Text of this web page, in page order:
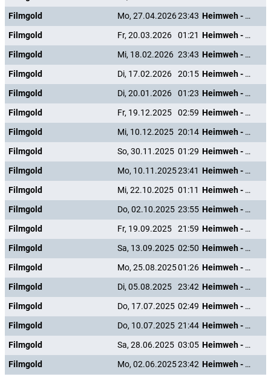
Filmgold
Mo, 27.04.202623:43
Heimweh - Dort wo die Blumen blühn
Filmgold
Fr, 20.03.2026 01:21
Heimweh - Dort wo die Blumen blühn
Filmgold
Mi, 18.02.2026 23:43
Heimweh - Dort wo die Blumen blühn
Filmgold
Di, 17.02.2026 20:15
Heimweh - Dort wo die Blumen blühn
Filmgold
Di, 20.01.2026 01:23
Heimweh - Dort wo die Blumen blühn
Filmgold
Fr, 19.12.2025 02:59
Heimweh - Dort wo die Blumen blühn
Filmgold
Mi, 10.12.2025 20:14
Heimweh - Dort wo die Blumen blühn
Filmgold
So, 30.11.2025 01:29
Heimweh - Dort wo die Blumen blühn
Filmgold
Mo, 10.11.202523:41
Heimweh - Dort wo die Blumen blühn
Filmgold
Mi, 22.10.2025 01:11
Heimweh - Dort wo die Blumen blühn
Filmgold
Do, 02.10.2025 23:55
Heimweh - Dort wo die Blumen blühn
Filmgold
Fr, 19.09.2025 21:59
Heimweh - Dort wo die Blumen blühn
Filmgold
Sa, 13.09.2025 02:50
Heimweh - Dort wo die Blumen blühn
Filmgold
Mo, 25.08.202501:26
Heimweh - Dort wo die Blumen blühn
Filmgold
Di, 05.08.2025 23:42
Heimweh - Dort wo die Blumen blühn
Filmgold
Do, 17.07.2025 02:49
Heimweh - Dort wo die Blumen blühn
Filmgold
Do, 10.07.2025 21:44
Heimweh - Dort wo die Blumen blühn
Filmgold
Sa, 28.06.2025 03:05
Heimweh - Dort wo die Blumen blühn
Filmgold
Mo, 02.06.202523:42
Heimweh - Dort wo die Blumen blühn